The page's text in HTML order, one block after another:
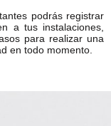
podrás registrar
a tus instalaciones,
para realizar una
en todo momento.